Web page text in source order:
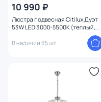
10 990 ₽
Люстра подвесная Citilux Дуэт
53W LED 3000-5500К (теплый,
В наличии 85 шт.